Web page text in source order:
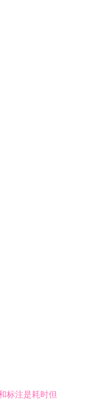
标注是耗时但